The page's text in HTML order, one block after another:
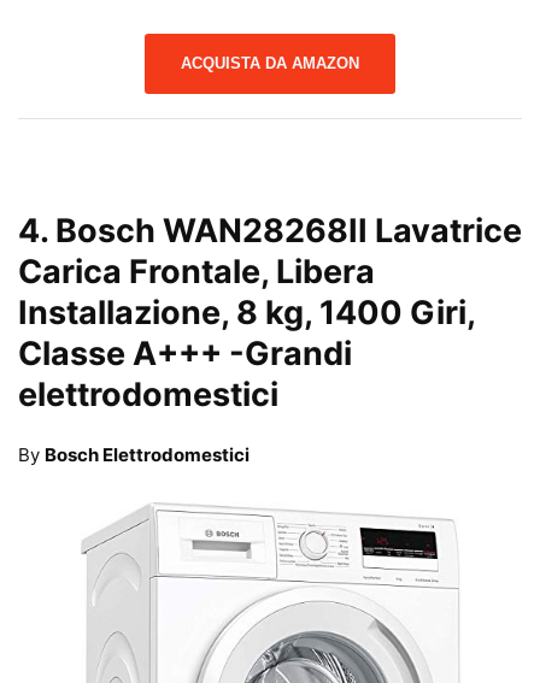
ACQUISTA DA AMAZON
4. Bosch WAN28268II Lavatrice
Carica Frontale, Libera
Installazione, 8 kg, 1400 Giri,
Classe A+++ -Grandi
elettrodomestici
By Bosch Elettrodomestici